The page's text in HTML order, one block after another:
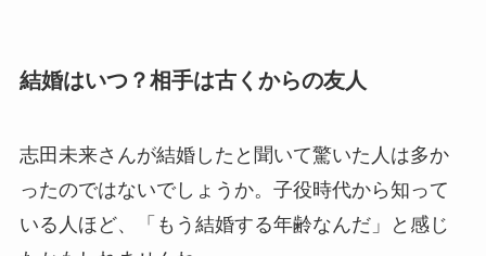
結婚はいつ？相手は古くからの友人
志田未来さんが結婚したと聞いて驚いた人は多か
ったのではないでしょうか。子役時代から知って
いる人ほど、「もう結婚する年齢なんだ」と感じ